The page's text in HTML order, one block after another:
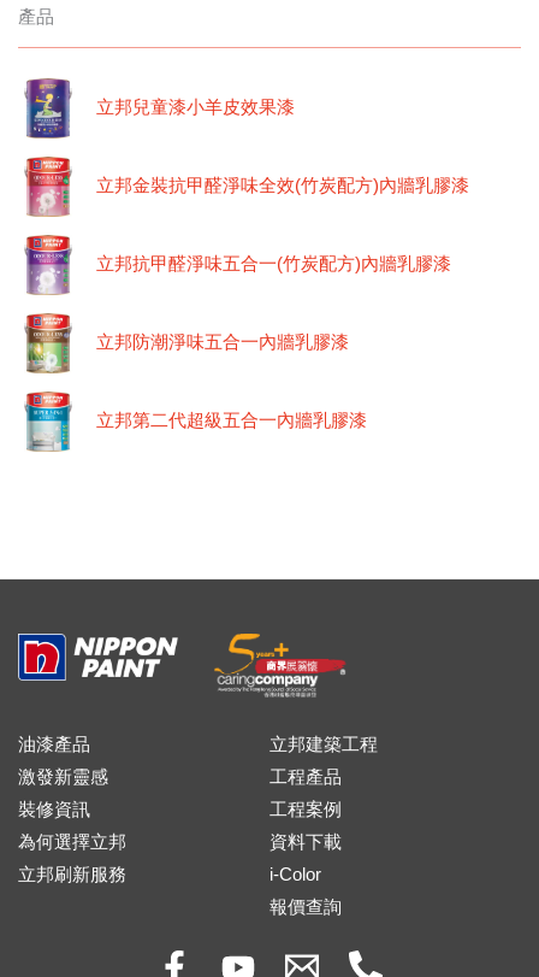
產品
立邦兒童漆小羊皮效果漆
立邦金裝抗甲醛淨味全效(竹炭配方)內牆乳膠漆
立邦抗甲醛淨味五合一(竹炭配方)內牆乳膠漆
立邦防潮淨味五合一內牆乳膠漆
立邦第二代超級五合一內牆乳膠漆
油漆產品
激發新靈感
裝修資訊
為何選擇立邦
立邦刷新服務
立邦建築工程
工程產品
工程案例
資料下載
i-Color
報價查詢